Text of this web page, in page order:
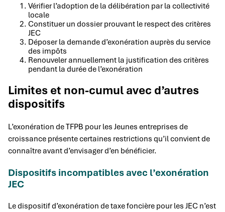
Vérifier l’adoption de la délibération par la collectivité
locale
Constituer un dossier prouvant le respect des critères
JEC
Déposer la demande d’exonération auprès du service
des impôts
Renouveler annuellement la justification des critères
pendant la durée de l’exonération
Limites et non-cumul avec d’autres
dispositifs
L’exonération de TFPB pour les Jeunes entreprises de
croissance présente certaines restrictions qu’il convient de
connaître avant d’envisager d’en bénéficier.
Dispositifs incompatibles avec l’exonération
JEC
Le dispositif d’exonération de taxe foncière pour les JEC n’est